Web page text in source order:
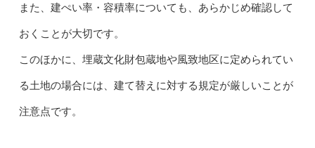
また、建ぺい率・容積率についても、あらかじめ確認して
おくことが大切です。
このほかに、埋蔵文化財包蔵地や風致地区に定められてい
る土地の場合には、建て替えに対する規定が厳しいことが
注意点です。